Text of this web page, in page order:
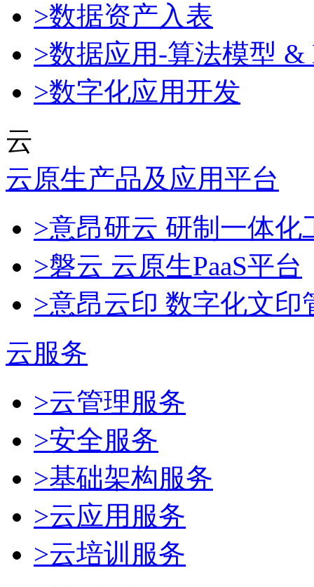
>数据资产入表
>数据应用-算法模型 &
>数字化应用开发
云
云原生产品及应用平台
>意昂研云 研制一体
>磐云 云原生PaaS平台
>意昂云印 数字化文印
云服务
>云管理服务
>安全服务
>基础架构服务
>云应用服务
>云培训服务